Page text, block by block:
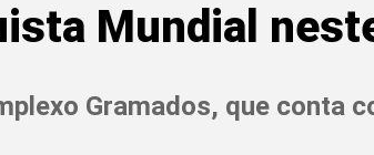
Mundial
Gramados, que conta